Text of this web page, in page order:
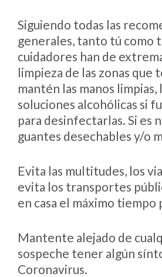
Siguiendo todas las
generales, tanto tú como
cuidadores han de
limpieza de las zonas que
mantén las manos
soluciones alcohólicas si
para desinfectarlas. Si es
guantes desechables y/o
Evita las multitudes, los
evita los transportes
en casa el máximo tiempo
Mantente alejado de
sospeche tener algún
Coronavirus.